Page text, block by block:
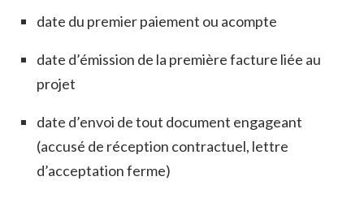
date du premier paiement ou acompte
date d’émission de la première facture liée au
projet
date d’envoi de tout document engageant
(accusé de réception contractuel, lettre
d’acceptation ferme)